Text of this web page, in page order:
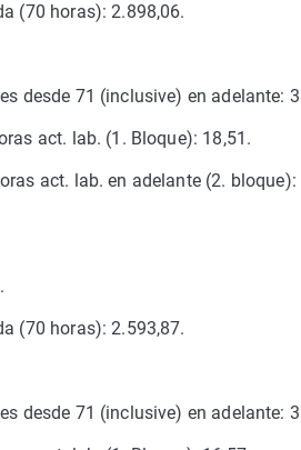
(70 horas): 2.898,06.
desde 71 (inclusive) en adelante:
act. lab. (1. Bloque): 18,51.
act. lab. en adelante (2. bloque):
(70 horas): 2.593,87.
desde 71 (inclusive) en adelante: